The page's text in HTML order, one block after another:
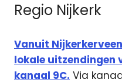
Regio Nijkerk
Vanuit
lokale uitzendingen
kanaal 9C. Via